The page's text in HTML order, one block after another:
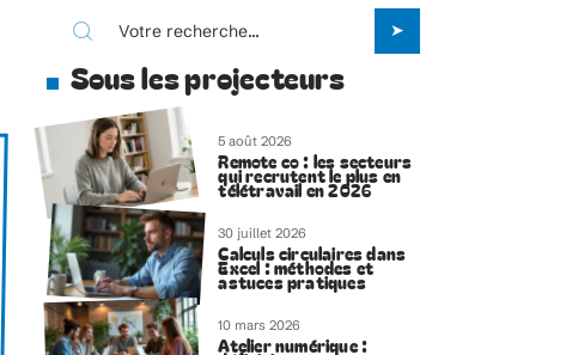
Sous les projecteurs
5 août 2026
Remote co : les secteurs
qui recrutent le plus en
télétravail en 2026
30 juillet 2026
Calculs circulaires dans
Excel : méthodes et
astuces pratiques
10 mars 2026
Atelier numérique :